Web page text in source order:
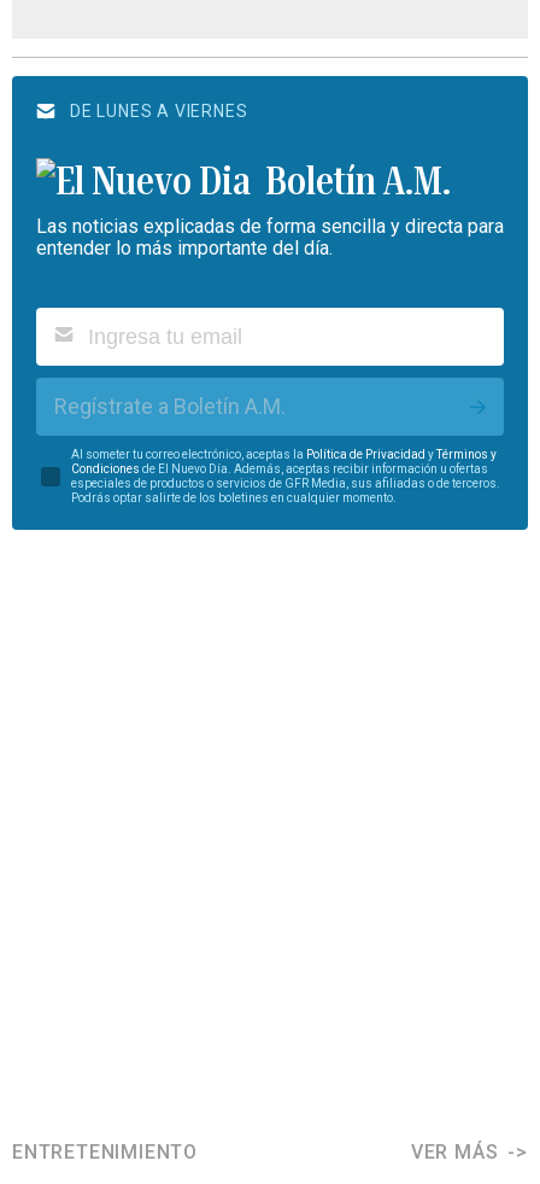
DE LUNES A VIERNES
Boletín A.M.
Las noticias explicadas de forma sencilla y directa para
entender lo más importante del día.
Regístrate a Boletín A.M.
Al someter tu correo electrónico, aceptas la Política de Privacidad yTérminos y
Condiciones de El Nuevo Día. Además, aceptas recibir información u ofertas
especiales de productos o servicios de GFR Media, sus afiliadas o de terceros.
Podrás optar salirte de los boletines en cualquier momento.
ENTRETENIMIENTO VER MÁS